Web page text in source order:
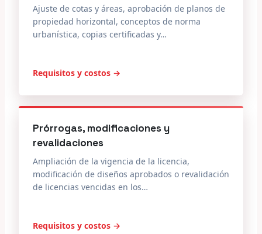
Ajuste de cotas y áreas, aprobación de planos de
propiedad horizontal, conceptos de norma
urbanística, copias certificadas y…
Requisitos y costos →
Prórrogas, modificaciones y
revalidaciones
Ampliación de la vigencia de la licencia,
modificación de diseños aprobados o revalidación
de licencias vencidas en los…
Requisitos y costos →